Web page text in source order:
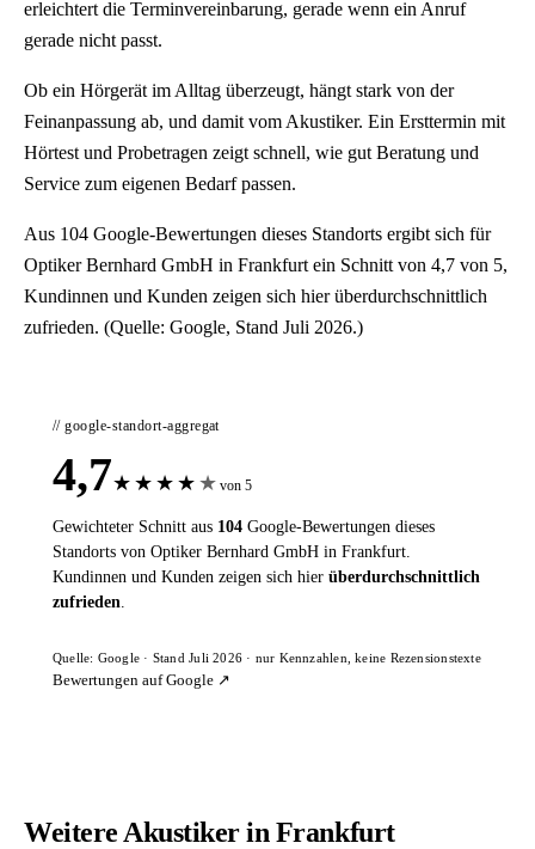
erleichtert die Terminvereinbarung, gerade wenn ein Anruf
gerade nicht passt.
Ob ein Hörgerät im Alltag überzeugt, hängt stark von der
Feinanpassung ab, und damit vom Akustiker. Ein Ersttermin mit
Hörtest und Probetragen zeigt schnell, wie gut Beratung und
Service zum eigenen Bedarf passen.
Aus 104 Google-Bewertungen dieses Standorts ergibt sich für
Optiker Bernhard GmbH in Frankfurt ein Schnitt von 4,7 von 5,
Kundinnen und Kunden zeigen sich hier überdurchschnittlich
zufrieden. (Quelle: Google, Stand Juli 2026.)
// google-standort-aggregat
4,7★ ★ ★ ★ ★ von 5
Gewichteter Schnitt aus 104 Google-Bewertungen dieses
Standorts von Optiker Bernhard GmbH in Frankfurt.
Kundinnen und Kunden zeigen sich hier überdurchschnittlich
zufrieden.
Quelle: Google · Stand Juli 2026 · nur Kennzahlen, keine Rezensionstexte
Bewertungen auf Google ↗
Weitere Akustiker in Frankfurt